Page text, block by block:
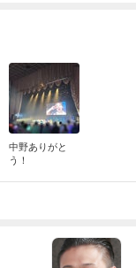
中野ありがと
う！